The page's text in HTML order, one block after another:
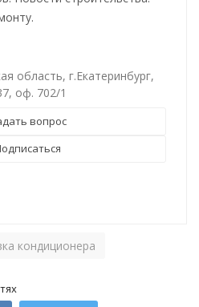
область, г.Екатеринбург,
оф. 702/1
вопрос
кондиционера